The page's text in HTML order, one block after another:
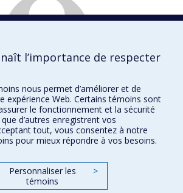
DION
Physique
l’importance de respecter
nous permet d’améliorer et de
expérience Web. Certains témoins sont
le fonctionnement et la sécurité
d’autres enregistrent vos
tout, vous consentez à notre
pour mieux répondre à vos besoins.
Personnaliser les
témoins
>